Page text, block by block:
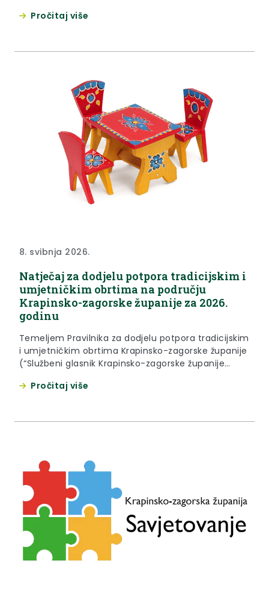
manifestacijama u zemlji i inozemstvu (Službeni
manifestacijama u zemlji i inozemstvu (Službeni...
Pročitaj više
8. svibnja 2026.
Natječaj za dodjelu potpora tradicijskim i
umjetničkim obrtima na području
Krapinsko-zagorske županije za 2026.
godinu
Temeljem Pravilnika za dodjelu potpora tradicijskim
i umjetničkim obrtima Krapinsko-zagorske županije
(“Službeni glasnik Krapinsko-zagorske županije
potpore, definirani korisnici potpore, kao i iznosi i
Pročitaj više